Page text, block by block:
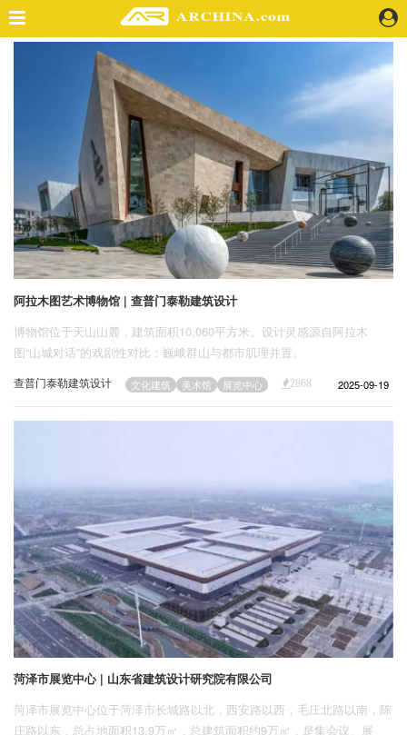
精选案例
室 内
头条资讯
业 界
机 构
人 物
地 产
快速搜索
关于投稿
广告投放
关于我们
联系我们
阿拉木图艺术博物馆 | 查普门泰勒建筑设计
博物馆位于天山山麓，建筑面积10,060平方米。设计灵感源自阿拉木
图“山城对话”的戏剧性对比：巍峨群山与都市肌理并置。
查普门泰勒建筑设计 文化建筑 美术馆 展览中心 2868 2025-09-19
菏泽市展览中心 | 山东省建筑设计研究院有限公司
菏泽市展览中心位于菏泽市长城路以北，西安路以西，毛庄北路以南，陈
庄路以东，总占地面积13.9万㎡，总建筑面积约9万㎡，是集会议、展